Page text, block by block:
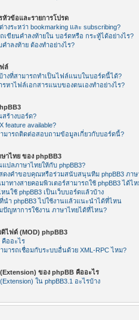
หัวข้อและรายการโปรด
างระหว่า bookmarking และ subscribing?
เขียนคำลงท้ายใน บอร์ดหรือ กระทู้ได้อย่างไร?
ำลงท้าย ต้องทำอย่างไร?
ล์
างที่สามารถทำเป็นไฟล์แนบในบอร์ดนี้ได้?
รหาไฟล์เอกสารแนบของตนเองทำอย่างไร?
สร้างบอร์ด?
feature available?
มารถติดต่อสอบถามข้อมูลเกี่ยวกับบอร์ดนี้?
ษาไทย ของ phpBB3
แปลภาษาไทยให้กับ phpBB3?
ดงคำขอบคุณหรือร่วมสนับสนุนทีม phpBB3 ภาษ
าทางสายคอมพิวเตอร์สามารถใช้ phpBB3 ได้ไ
นใช้ phpBB3 เป็นเว็บบอร์ดแล้วบ้าง
นำ phpBB3 ไปใช้งานแล้วแนะนำได้ที่ไหน
ปัญหาการใช้งาน ภาษาไทยได้ที่ไหน?
ดิไฟด์ (MOD) phpBB3
คืออะไร
มารถเชื่อมกับระบบอื่นด้วย XML-RPC ไหม?
ของ phpBB คืออะไร
ใน phpBB3.1 อะไรบ้าง